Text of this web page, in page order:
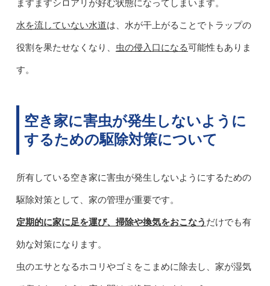
ますますシロアリが好む状態になってしまいます。
水を流していない水道は、水が干上がることでトラップの
役割を果たせなくなり、 虫の侵入口になる可能性もありま
す。
空き家に害虫が発生しないように
するための駆除対策について
所有している空き家に害虫が発生しないようにするための
駆除対策として、家の管理が重要です。
定期的に家に足を運び、掃除や換気をおこなう だけでも有
効な対策になります。
虫のエサとなるホコリやゴミをこまめに除去し、家が湿気